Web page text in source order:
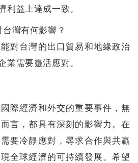
利益上達成一致。
灣有何影響？
對台灣的出口貿易和地緣政治
業需要靈活應對。
際經濟和外交的重要事件，無
言，都具有深刻的影響力。在
要冷靜應對，尋求合作與共贏
全球經濟的可持續發展。希望